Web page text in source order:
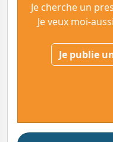
Je cherche un
Je veux moi-
Je publie